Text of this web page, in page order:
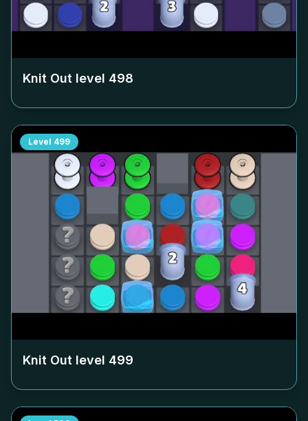
Knit Out level 498
Level 499
Knit Out level 499